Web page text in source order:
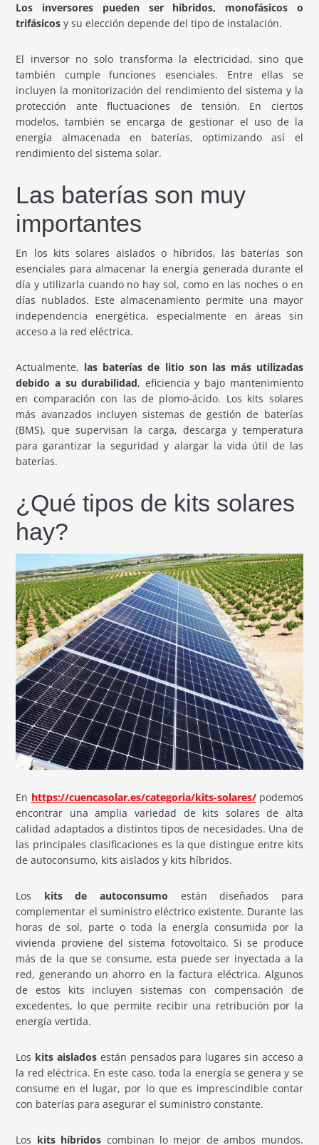
Los inversores pueden ser híbridos, monofásicos o
trifásicos y su elección depende del tipo de instalación.
El inversor no solo transforma la electricidad, sino que
también cumple funciones esenciales. Entre ellas se
incluyen la monitorización del rendimiento del sistema y la
protección ante fluctuaciones de tensión. En ciertos
modelos, también se encarga de gestionar el uso de la
energía almacenada en baterías, optimizando así el
rendimiento del sistema solar.
Las baterías son muy
importantes
En los kits solares aislados o híbridos, las baterías son
esenciales para almacenar la energía generada durante el
día y utilizarla cuando no hay sol, como en las noches o en
días nublados. Este almacenamiento permite una mayor
independencia energética, especialmente en áreas sin
acceso a la red eléctrica.
Actualmente, las baterías de litio son las más utilizadas
debido a su durabilidad, eficiencia y bajo mantenimiento
en comparación con las de plomo-ácido. Los kits solares
más avanzados incluyen sistemas de gestión de baterías
(BMS), que supervisan la carga, descarga y temperatura
para garantizar la seguridad y alargar la vida útil de las
baterías.
¿Qué tipos de kits solares
hay?
En https://cuencasolar.es/categoria/kits-solares/podemos
encontrar una amplia variedad de kits solares de alta
calidad adaptados a distintos tipos de necesidades. Una de
las principales clasificaciones es la que distingue entre kits
de autoconsumo, kits aislados y kits híbridos.
Los kits de autoconsumo están diseñados para
complementar el suministro eléctrico existente. Durante las
horas de sol, parte o toda la energía consumida por la
vivienda proviene del sistema fotovoltaico. Si se produce
más de la que se consume, esta puede ser inyectada a la
red, generando un ahorro en la factura eléctrica. Algunos
de estos kits incluyen sistemas con compensación de
excedentes, lo que permite recibir una retribución por la
energía vertida.
Los kits aislados están pensados para lugares sin acceso a
la red eléctrica. En este caso, toda la energía se genera y se
consume en el lugar, por lo que es imprescindible contar
con baterías para asegurar el suministro constante.
Los kits híbridos combinan lo mejor de ambos mundos.